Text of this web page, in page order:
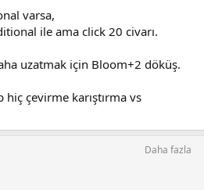
varsa,
ile ama click 20 civarı.
uzatmak için Bloom+2 döküş.
hiç çevirme karıştırma vs
Daha fazla